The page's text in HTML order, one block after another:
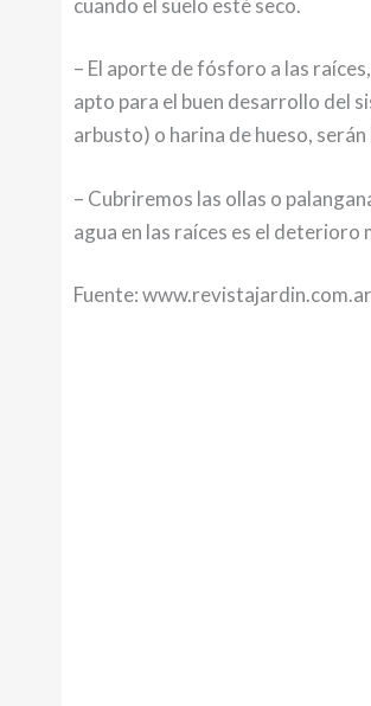
– El aporte de fósforo a las
apto para el buen desarrollo del
arbusto) o harina de hueso,
– Cubriremos las ollas o
agua en las raíces es el
Fuente: www.revistajardin.com.ar